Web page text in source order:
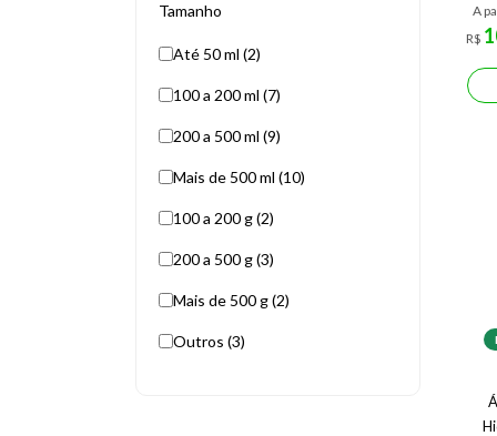
Tamanho
Até 50 ml (2)
100 a 200 ml (7)
200 a 500 ml (9)
Mais de 500 ml (10)
100 a 200 g (2)
200 a 500 g (3)
Mais de 500 g (2)
Outros (3)
A
R$